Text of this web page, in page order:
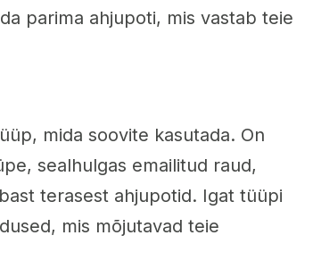
parima ahjupoti, mis vastab teie
mida soovite kasutada. On
sealhulgas emailitud raud,
terasest ahjupotid. Igat tüüpi
mis mõjutavad teie